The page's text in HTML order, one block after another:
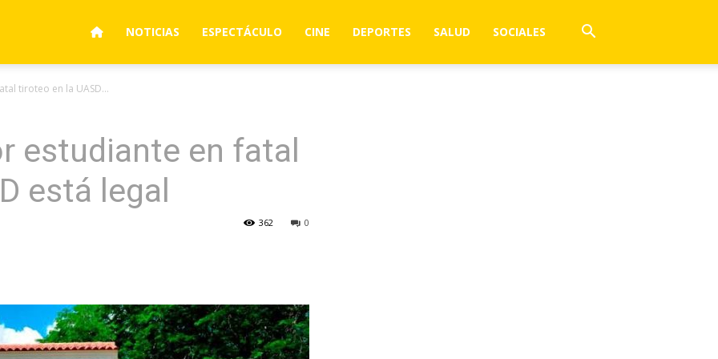
NOTICIAS ESPECTÁCULO CINE DEPORTES SALUD SOCIALES
tiroteo en la UASD...
estudiante en fatal
está legal
0
362